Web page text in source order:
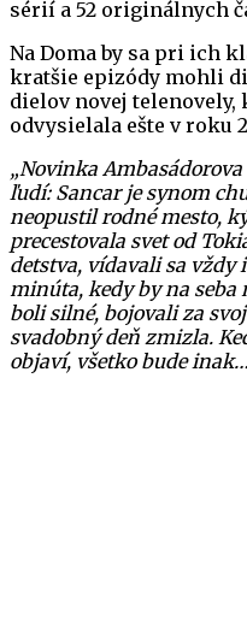
sérií a 52 originálnych
Na Doma by sa pri ich
kratšie epizódy mohli
dielov novej
odvysielala ešte v roku
„Novinka
ľudí: Sancar je synom
neopustil rodné mesto,
precestovala svet od
detstva, vídavali sa vždy
minúta, kedy by na
boli silné, bojovali za
svadobný deň zmizla.
objaví, všetko bude